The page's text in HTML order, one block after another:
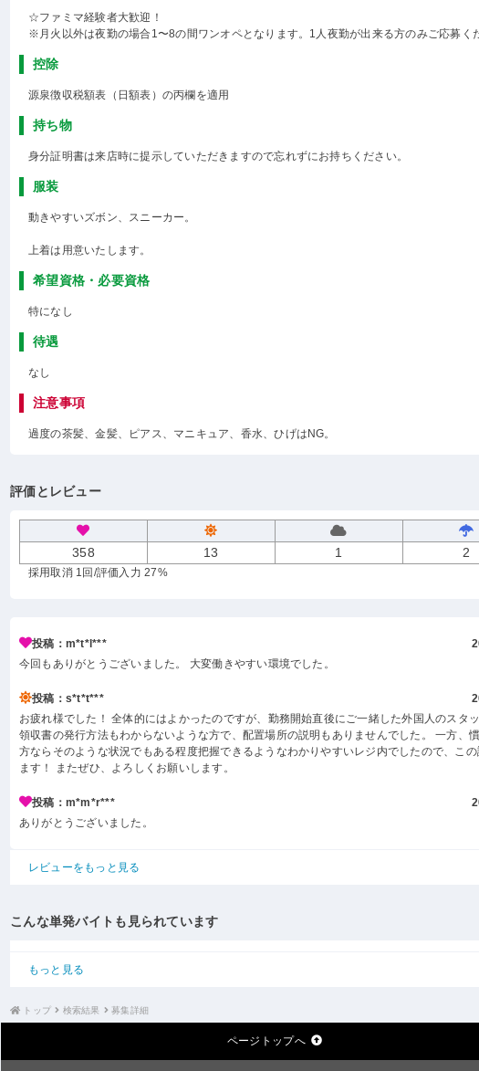
☆ファミマ経験者大歓迎！
※月火以外は夜勤の場合1〜8の間ワンオペとなります。1人夜勤が出来る方のみご応募く
控除
源泉徴収税額表（日額表）の丙欄を適用
持ち物
身分証明書は来店時に提示していただきますので忘れずにお持ちください。
服装
動きやすいズボン、スニーカー。
上着は用意いたします。
希望資格・必要資格
特になし
待遇
なし
注意事項
過度の茶髪、金髪、ピアス、マニキュア、香水、ひげはNG。
評価とレビュー
358 13 1 2
採用取消 1回 /評価入力 27%
投稿：m*t*l***
今回もありがとうございました。 大変働きやすい環境でした。
投稿：s*t*t***
お疲れ様でした！ 全体的にはよかったのですが、勤務開始直後にご一緒した外国人のスタ
領収書の発行方法もわからないような方で、配置場所の説明もありませんでした。 一方、
方ならそのような状況でもある程度把握できるようなわかりやすいレジ内でしたので、こ
ます！ またぜひ、よろしくお願いします。
投稿：m*m*r***
ありがとうございました。
レビューをもっと見る
こんな単発バイトも見られています
もっと見る
トップ 検索結果 募集詳細
ページトップへ